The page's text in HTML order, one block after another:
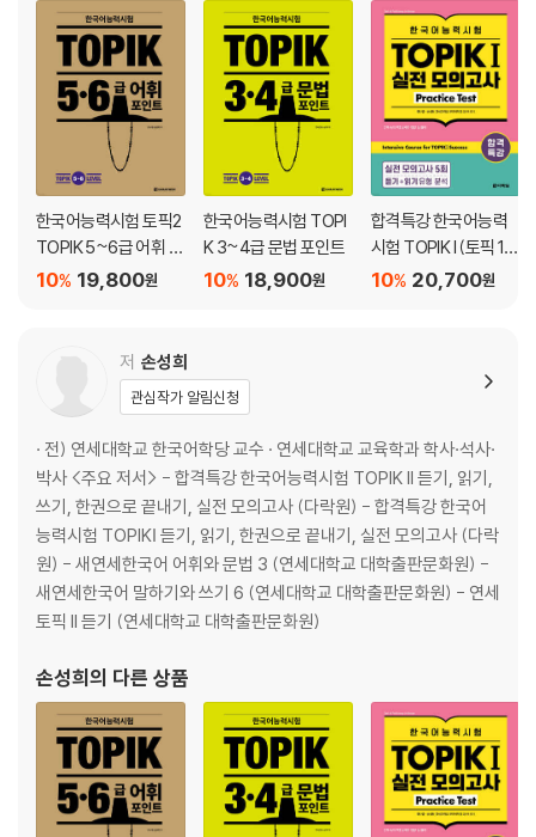
OMR 답안지
『합격특강 한국어능력시험 TOPIK I (토픽 1) 실전 모의고사 Practice Te
머리말
TOPIK I 시험 안내
PART 1 듣기·읽기 시험 분석
듣기 시험 준비
PART 2 실전 모의고사
제1회 실전 모의고사
제2회 실전 모의고사
제3회 실전 모의고사
제4회 실전 모의고사
제5회 실전 모의고사
[책 속의 책] 실전 모의고사 정답 및 풀이
제1회 실전 모의고사 정답 및 풀이
제2회 실전 모의고사 정답 및 풀이
제3회 실전 모의고사 정답 및 풀이
제4회 실전 모의고사 정답 및 풀이
제5회 실전 모의고사 정답 및 풀이
OMR 답안지
한국어능력시험 토픽2
TOPIK 5~6급 어휘 포
인트 19,800원
10%
한국어능력시험 TOPI
K 3~4급 문법 포인트
18,900원
10%
합격특강 한국어능력
시험 TOPIK I (토픽 1)
실전 모의고사 Practic
20,700원
10%
저 손성희
관심작가 알림신청
· 전) 연세대학교 한국어학당 교수 · 연세대학교 교육학과 학사·석사·
박사 <주요 저서> - 합격특강 한국어능력시험 TOPIK II 듣기, 읽기,
쓰기, 한권으로 끝내기, 실전 모의고사 (다락원) - 합격특강 한국어
능력시험 TOPIKⅠ 듣기, 읽기, 한권으로 끝내기, 실전 모의고사 (다락
원) - 새연세한국어 어휘와 문법 3 (연세대학교 대학출판문화원) -
새연세한국어 말하기와 쓰기 6 (연세대학교 대학출판문화원) - 연세
토픽 II 듣기 (연세대학교 대학출판문화원)
손성희의 다른 상품